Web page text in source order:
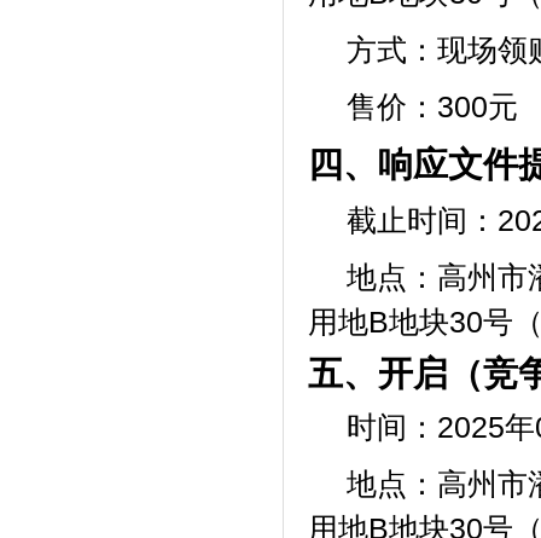
方式：现场领
售价： 300元
四、响应文件
截止时间：
地点：高州市
用地B地块30号
五、开启（竞
时间：2025
地点：高州市
用地B地块30号